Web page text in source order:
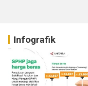
Infografik